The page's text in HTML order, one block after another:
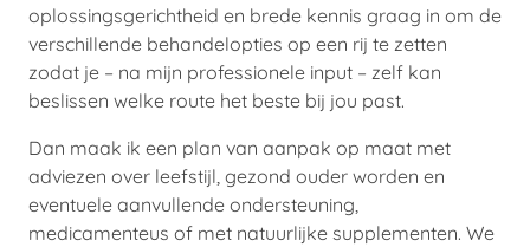
oplossingsgerichtheid en brede kennis graag in om de
verschillende behandelopties op een rij te zetten
zodat je – na mijn professionele input – zelf kan
beslissen welke route het beste bij jou past.
Dan maak ik een plan van aanpak op maat met
adviezen over leefstijl, gezond ouder worden en
eventuele aanvullende ondersteuning,
medicamenteus of met natuurlijke supplementen. We